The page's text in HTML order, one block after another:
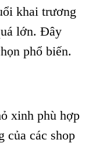
khai trương
lớn. Đây
phổ biến.
xinh phù hợp
của các shop